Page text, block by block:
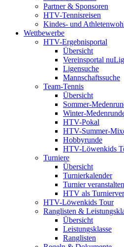
Partner & Sponsoren
HTV-Tennisreisen
Kindes- und
Wettbewerbe
HTV-Ergebnisportal
Übersicht
Vereinsportal
Ligensuche
Mannschaftssuche
Team-Tennis
Übersicht
Sommer-
Winter-
HTV-Pokal
HTV-Summer-
Hobbyrunde
HTV-Löwenkids
Turniere
Übersicht
Turnierkalender
Turnier veranstalten
HTV als
HTV-Löwenkids Tour
Ranglisten &
Übersicht
Leistungsklasse
Ranglisten